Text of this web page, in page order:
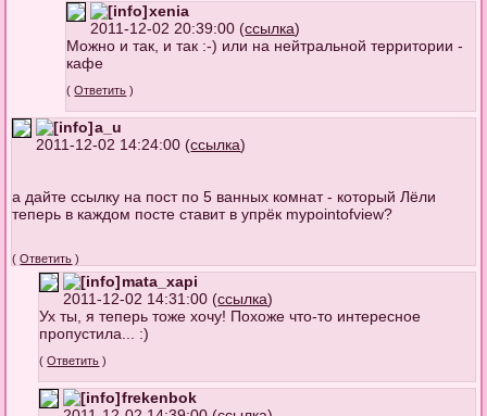
xenia
2011-12-02 20:39:00 (ссылка)
Можно и так, и так :-) или на нейтральной территории -
кафе
(Ответить )
a_u
2011-12-02 14:24:00 (ссылка)
а дайте ссылку на пост по 5 ванных комнат - который Лёли
теперь в каждом посте ставит в упрёк mypointofview?
(Ответить )
mata_xapi
2011-12-02 14:31:00 (ссылка)
Ух ты, я теперь тоже хочу! Похоже что-то интересное
пропустила... :)
(Ответить )
frekenbok